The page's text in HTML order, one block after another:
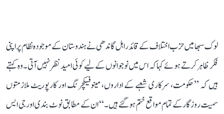
لوک سبھا میں حزب اختلاف کے قائد راہل گاندھی نے ہندوستان کے موجودہ نظام پر اپنی
فکر ظاہر کرتے ہوئے کہا کہ اس میں نوجوانوں کے لیے کوئی امید نظر نہیں آتی۔ وہ کہتے
ہیں کہ ’’حکومت، سرکاری شعبے کے اداروں، مینوفیکچرنگ اور کارپوریٹ ملازمتوں
سمیت روزگار کے تمام مواقع ختم ہو گئے ہیں۔‘‘ ان کے مطابق نوٹ بندی اور جی ایس